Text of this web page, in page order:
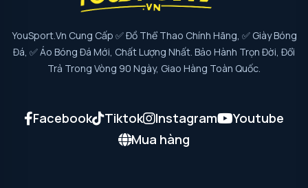
YouSport.vn Cung Cấp ✅ Đồ Thể Thao Chính Hãng, ✅ Giày Bóng
Đá, ✅ Áo Bóng Đá Mới, Chất Lượng Nhất. Bảo Hành Trọn Đời, Đổi
Trả Trong Vòng 90 Ngày, Giao Hàng Toàn Quốc.
Facebook Tiktok Instagram
Youtube
Mua hàng